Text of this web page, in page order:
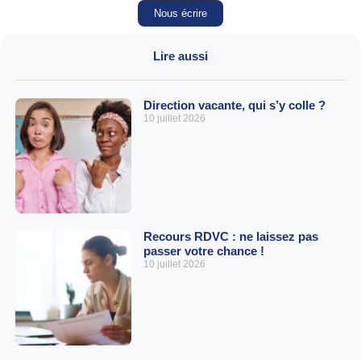
Nous écrire
Lire aussi
Direction vacante, qui s’y colle ?
10 juillet 2026
Recours RDVC : ne laissez pas
passer votre chance !
10 juillet 2026